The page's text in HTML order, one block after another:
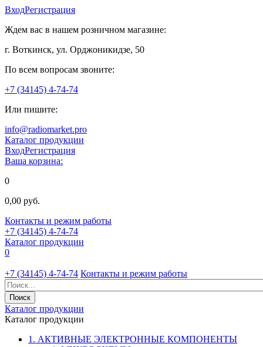
ВходРегистрация
Ждем вас в нашем розничном магазине:
г. Воткинск, ул. Орджоникидзе, 50
По всем вопросам звоните:
+7 (34145) 4-74-74
Или пишите:
info@radiomarket.pro
Каталог продукции
ВходРегистрация
Ваша корзина:
0
0,00 руб.
Контакты и режим работы
+7 (34145) 4-74-74
Каталог продукции
0
+7 (34145) 4-74-74 Контакты и режим работы
Каталог продукции
Каталог продукции
1. АКТИВНЫЕ ЭЛЕКТРОННЫЕ КОМПОНЕНТЫ